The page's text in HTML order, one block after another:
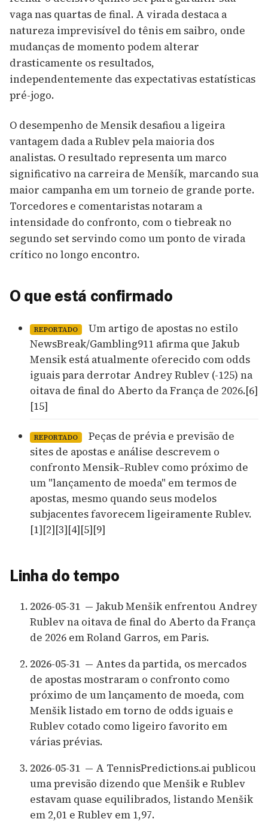
vaga nas quartas de final. A virada destaca a
natureza imprevisível do tênis em saibro, onde
mudanças de momento podem alterar
drasticamente os resultados,
independentemente das expectativas estatísticas
pré-jogo.
O desempenho de Mensik desafiou a ligeira
vantagem dada a Rublev pela maioria dos
analistas. O resultado representa um marco
significativo na carreira de Menšík, marcando sua
maior campanha em um torneio de grande porte.
Torcedores e comentaristas notaram a
intensidade do confronto, com o tiebreak no
segundo set servindo como um ponto de virada
crítico no longo encontro.
O que está confirmado
REPORTADO
Um artigo de apostas no estilo
NewsBreak/Gambling911 afirma que Jakub
Mensik está atualmente oferecido com odds
iguais para derrotar Andrey Rublev (-125) na
oitava de final do Aberto da França de 2026.[6]
[15]
REPORTADO
Peças de prévia e previsão de
sites de apostas e análise descrevem o
confronto Mensik–Rublev como próximo de
um "lançamento de moeda" em termos de
apostas, mesmo quando seus modelos
subjacentes favorecem ligeiramente Rublev.
[1][2][3][4][5][9]
Linha do tempo
2026-05-31 — Jakub Menšik enfrentou Andrey
Rublev na oitava de final do Aberto da França
de 2026 em Roland Garros, em Paris.
2026-05-31 — Antes da partida, os mercados
de apostas mostraram o confronto como
próximo de um lançamento de moeda, com
Menšik listado em torno de odds iguais e
Rublev cotado como ligeiro favorito em
várias prévias.
2026-05-31 — A TennisPredictions.ai publicou
uma previsão dizendo que Menšik e Rublev
estavam quase equilibrados, listando Menšik
em 2,01 e Rublev em 1,97.